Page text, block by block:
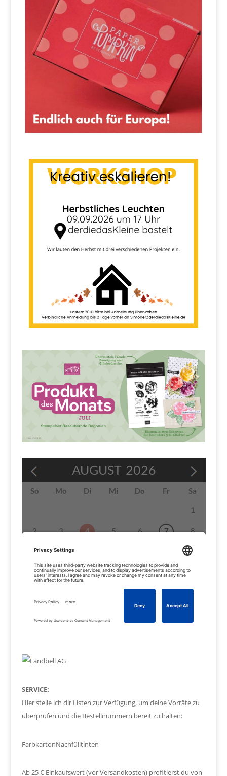
SERVICE:
Hier stelle ich dir Listen zur Verfügung, um deine Vorräte zu
überprüfen und die Bestellnummern bereit zu halten:
FarbkartonNachfülltinten
Ab 25 € Einkaufswert (vor Versandkosten) profitierst du von